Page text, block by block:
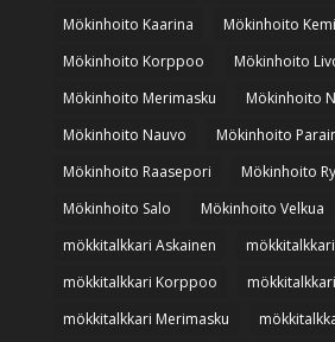
Mökinhoito Kaarina
Mökinhoito
Mökinhoito Korppoo
Mökinhoito
Mökinhoito Merimasku
Mökinhoito
Mökinhoito Nauvo
Mökinhoito
Mökinhoito Raasepori
Mökinhoito
Mökinhoito Salo
Mökinhoito Velkua
mökkitalkkari Askainen
mökkitalkkari Korppoo
mökkitalkkari Merimasku